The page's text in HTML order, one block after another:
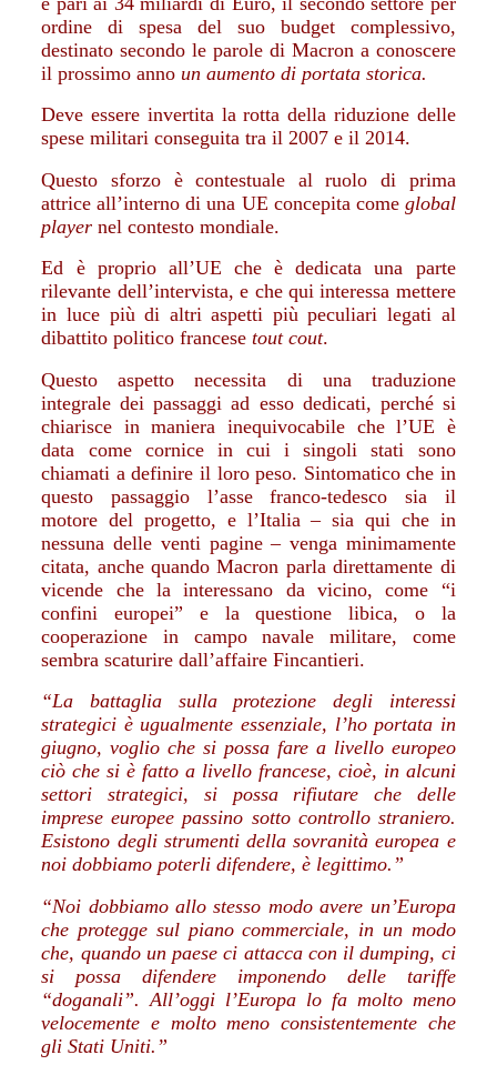
ordine di spesa del suo budget complessivo,
destinato secondo le parole di Macron a conoscere
il prossimo anno un aumento di portata storica.
Deve essere invertita la rotta della riduzione delle
spese militari conseguita tra il 2007 e il 2014.
Questo sforzo è contestuale al ruolo di prima
attrice all’interno di una UE concepita come global
player nel contesto mondiale.
Ed è proprio all’UE che è dedicata una parte
rilevante dell’intervista, e che qui interessa mettere
in luce più di altri aspetti più peculiari legati al
dibattito politico francesetout cout.
Questo aspetto necessita di una traduzione
integrale dei passaggi ad esso dedicati, perché si
chiarisce in maniera inequivocabile che l’UE è
data come cornice in cui i singoli stati sono
chiamati a definire il loro peso. Sintomatico che in
questo passaggio l’asse franco-tedesco sia il
motore del progetto, e l’Italia – sia qui che in
nessuna delle venti pagine – venga minimamente
citata, anche quando Macron parla direttamente di
vicende che la interessano da vicino, come “i
confini europei” e la questione libica, o la
cooperazione in campo navale militare, come
sembra scaturire dall’affaire Fincantieri.
“La battaglia sulla protezione degli interessi
strategici è ugualmente essenziale, l’ho portata in
giugno, voglio che si possa fare a livello europeo
ciò che si è fatto a livello francese, cioè, in alcuni
settori strategici, si possa rifiutare che delle
imprese europee passino sotto controllo straniero.
Esistono degli strumenti della sovranità europea e
noi dobbiamo poterli difendere, è legittimo.”
“Noi dobbiamo allo stesso modo avere un’Europa
che protegge sul piano commerciale, in un modo
che, quando un paese ci attacca con il dumping, ci
si possa difendere imponendo delle tariffe
“doganali”. All’oggi l’Europa lo fa molto meno
velocemente e molto meno consistentemente che
gli Stati Uniti.”